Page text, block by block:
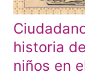
historia
niños en